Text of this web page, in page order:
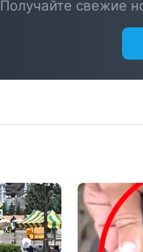
Получайте свежие